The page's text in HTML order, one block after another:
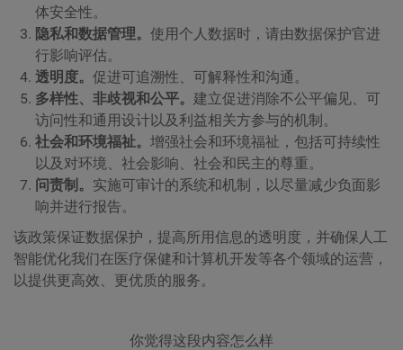
体安全性。
隐私和数据管理。 使用个人数据时，请由数据保护官进
行影响评估。
透明度。 促进可追溯性、可解释性和沟通。
多样性、非歧视和公平。 建立促进消除不公平偏见、可
访问性和通用设计以及利益相关方参与的机制。
社会和环境福祉。 增强社会和环境福祉，包括可持续性
以及对环境、社会影响、社会和民主的尊重。
问责制。 实施可审计的系统和机制，以尽量减少负面影
响并进行报告。
该政策保证数据保护，提高所用信息的透明度，并确保人工
智能优化我们在医疗保健和计算机开发等各个领域的运营，
以提供更高效、更优质的服务。
你觉得这段内容怎么样